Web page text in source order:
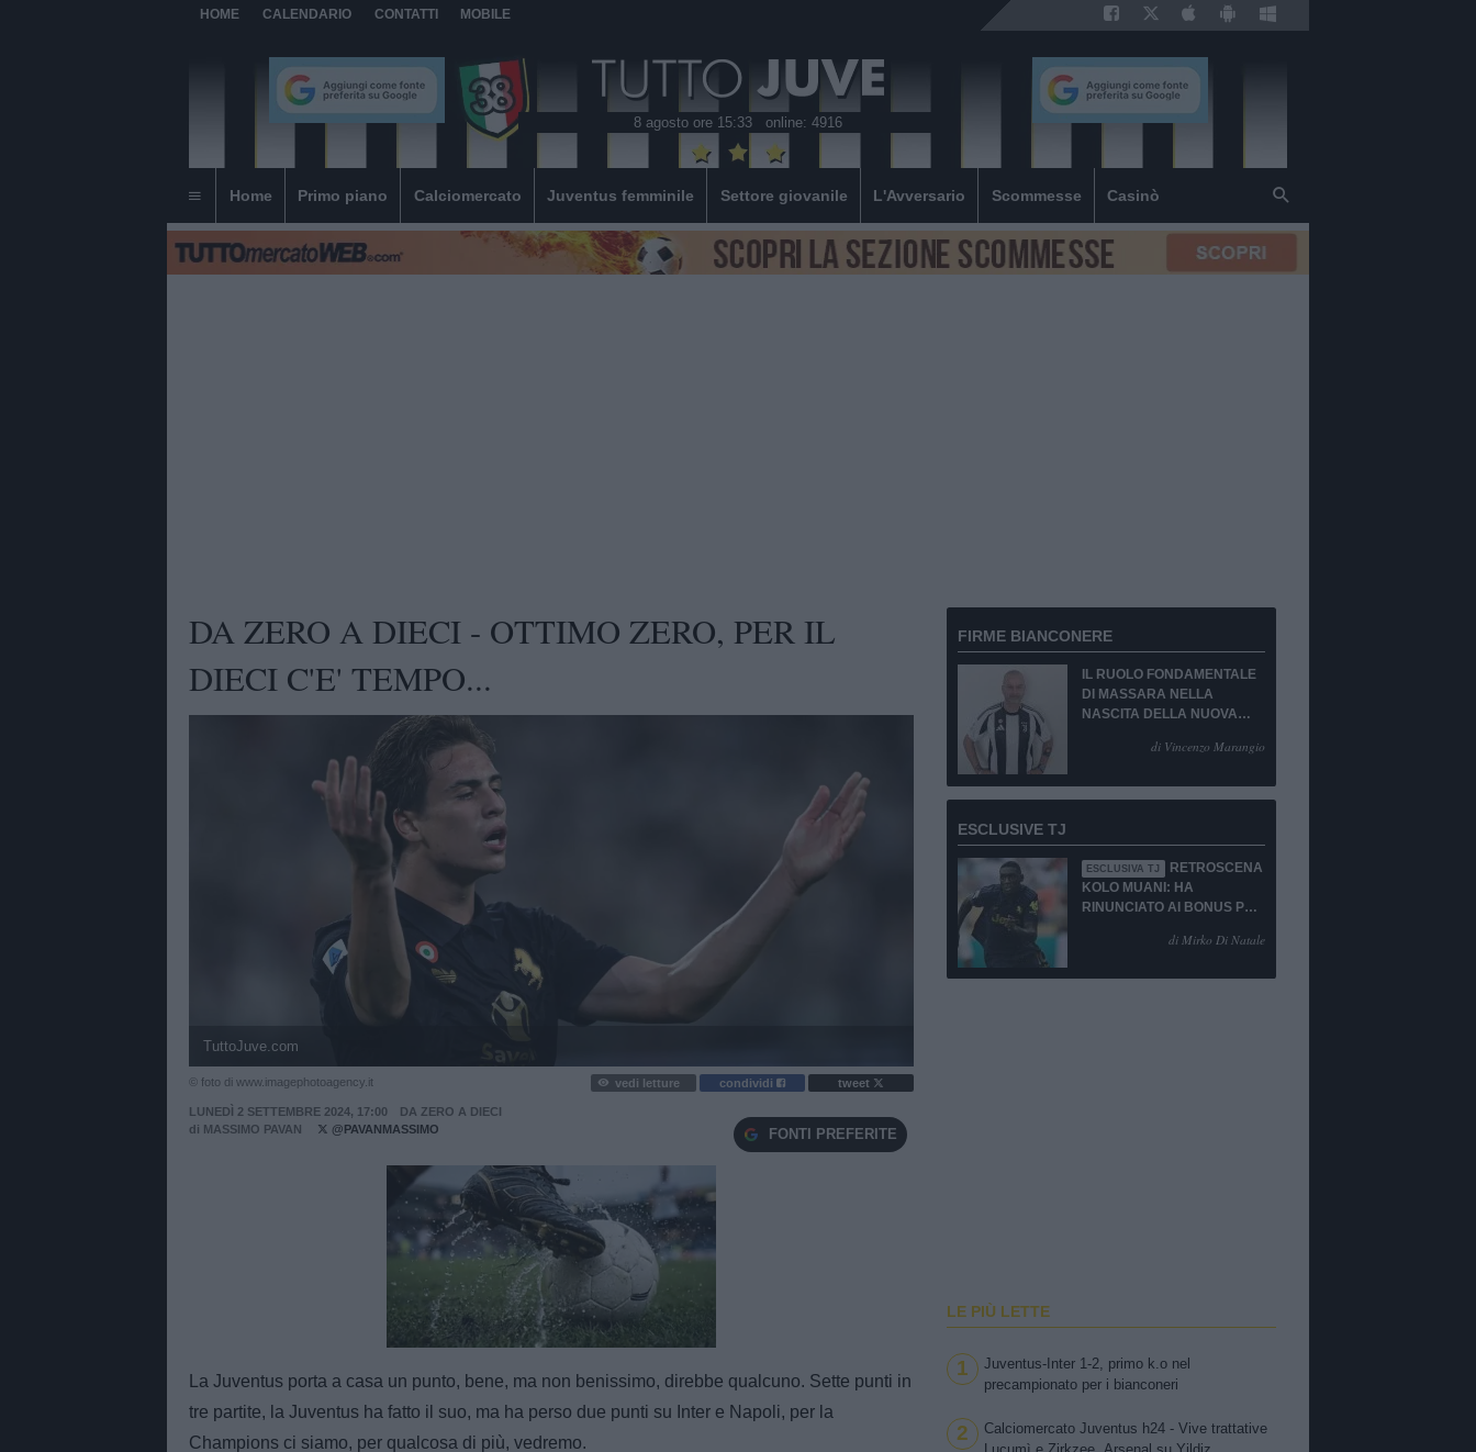
HOME CALENDARIO CONTATTI MOBILE
8 agosto ore 15:33 online: 4916
Home Primo piano Calciomercato Juventus femminile Settore giovanile L'Avversario Scommesse Casinò
DA ZERO A DIECI - OTTIMO ZERO, PER IL
DIECI C'E' TEMPO...
TuttoJuve.com
© foto di www.imagephotoagency.it vedi letture condividi tweet
LUNEDÌ 2 SETTEMBRE 2024, 17:00
DA ZERO A DIECI
di MASSIMO PAVAN @PAVANMASSIMO FONTI PREFERITE
Unmute
Loaded
100.00%
La Juventus porta a casa un punto, bene, ma non benissimo, direbbe qualcuno. Sette punti in
tre partite, la Juventus ha fatto il suo, ma ha perso due punti su Inter e Napoli, per la
Champions ci siamo, per qualcosa di più, vedremo.
FIRME BIANCONERE
IL RUOLO FONDAMENTALE
DI MASSARA NELLA
NASCITA DELLA NUOVA
di Vincenzo Marangio
ESCLUSIVE TJ
ESCLUSIVA TJ
RETROSCENA
KOLO MUANI: HA
RINUNCIATO AI BONUS PUR
di Mirko Di Natale
LE PIÙ LETTE
1
Juventus-Inter 1-2, primo k.o nel
precampionato per i bianconeri
2
Calciomercato Juventus h24 - Vive trattative